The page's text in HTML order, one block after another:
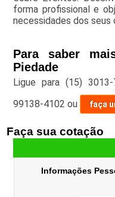
forma profissional e
necessidades dos seus
Para saber
Piedade
Ligue para(15) 3013-
99138-4102 ou faça
Faça sua cotação
Informações